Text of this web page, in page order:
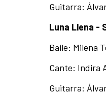
Guitarra:
Luna Llena -
Baile: Milena
Cante: Indira
Guitarra: